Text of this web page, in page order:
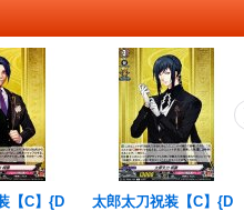
【C】{D
太郎太刀祝装【C】{D